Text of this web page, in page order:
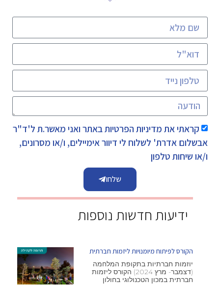
קראתי אתמדיניות הפרטיותבאתר ואני מאשר.ת ל'ד"ר
אבשלום אדרת' לשלוח לי דיוור אימיילים, ו/או מסרונים,
ו/או שיחות טלפון
שלחו
ידיעות חדשות נוספות
הקורס לפיתוח מיומנויות ליזמות חברתית
יוזמות חברתיות בתקופת המלחמה
(דצמבר- מרץ 2024) הקורס ליזמות
חברתית במכון הטכנולוגי בחולון